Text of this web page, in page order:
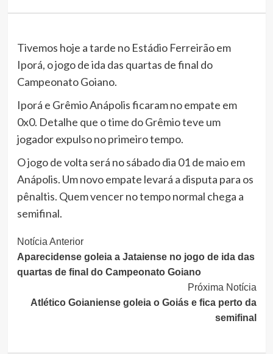
Tivemos hoje a tarde no Estádio Ferreirão em
Iporá, o jogo de ida das quartas de final do
Campeonato Goiano.
Iporá e Grêmio Anápolis ficaram no empate em
0x0. Detalhe que o time do Grêmio teve um
jogador expulso no primeiro tempo.
O jogo de volta será no sábado dia 01 de maio em
Anápolis. Um novo empate levará a disputa para os
pênaltis. Quem vencer no tempo normal chega a
semifinal.
Continue
Lendo
Notícia Anterior
Aparecidense goleia a Jataiense no jogo de ida das
quartas de final do Campeonato Goiano
Próxima Notícia
Atlético Goianiense goleia o Goiás e fica perto da
semifinal